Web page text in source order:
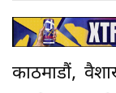
काठमाडौं,